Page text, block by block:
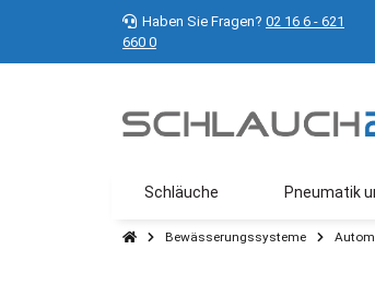
Haben Sie Fragen? 02 16 6 - 621
660 0
Schläuche Pneumatik
Bewässerungssysteme